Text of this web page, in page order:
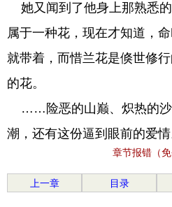
她又闻到了他身上那熟悉
属于一种花，现在才知道，
就带着，而惜兰花是倏世修
的花。
……险恶的山巅、炽热的沙
潮，还有这份逼到眼前的爱情
章节报错（免
上一章 目录